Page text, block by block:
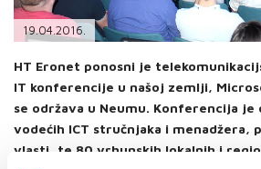
PODRŠKA
TELEFONSKI IMENIK
19.04.2016.
HT Eronet ponosni je
IT konferencije u našoj zemlji,
se održava u Neumu. Konferencija je
vodećih ICT stručnjaka i menadžera,
vlasti, te 80 vrhunskih lokalnih i